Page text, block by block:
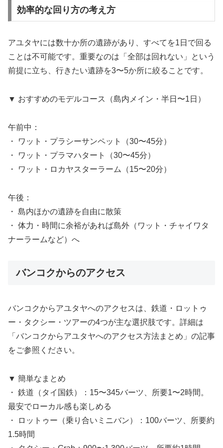
効率的な回り方の考え方
アユタヤには数十か所の遺跡があり、すべてを1日で回る
ことは不可能です。重要なのは「全部は回れない」という
前提に立ち、行きたい遺跡を3〜5か所に絞ることです。
▼ おすすめのモデルコース（島内メイン・半日〜1日）
午前中：
・ ワット・プラシーサンペット（30〜45分）
・ ワット・プラマハタート（30〜45分）
・ ワット・ロカヤスターラーム（15〜20分）
午後：
・ 島内ほかの遺跡を自由に散策
・ 体力・時間に余裕があれば島外（ワット・チャイワタ
ナーラームなど）へ
バンコクからのアクセス
バンコクからアユタヤへのアクセスは、鉄道・ロットゥ
ー・タクシー・ツアーの4つが主な選択肢です。詳細は
「バンコクからアユタヤへのアクセス方法まとめ」の記事
をご参照ください。
▼ 簡単なまとめ
・ 鉄道（タイ国鉄）：15〜345バーツ、所要1〜2時間。
最安でローカル感も楽しめる
・ ロットゥー（乗り合いミニバン）：100バーツ、所要約
1.5時間